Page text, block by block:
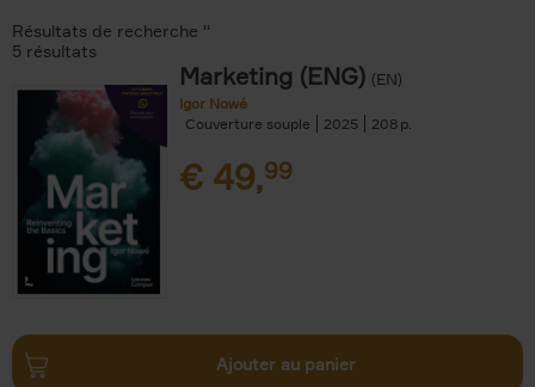
Résultats de recherche ''
5 résultats
Marketing (ENG) (EN)
Igor Nowé
Couverture souple
2025 208
€ 49,99
Ajouter au panier